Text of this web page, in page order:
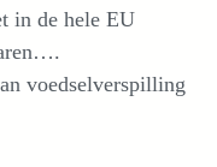
in de hele EU
voedselverspilling